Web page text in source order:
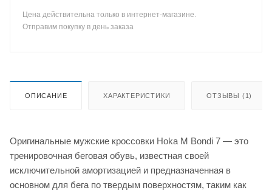
Цена действительна только в интернет-магазине.
Отправим покупку в день заказа
ОПИСАНИЕ ХАРАКТЕРИСТИКИ ОТЗЫВЫ (1)
Оригинальные мужские кроссовки Hoka M Bondi 7 — это
тренировочная беговая обувь, известная своей
исключительной амортизацией и предназначенная в
основном для бега по твердым поверхностям, таким как